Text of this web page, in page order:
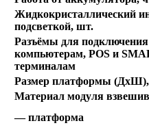
Жидкокристаллический
подсветкой, шт.
Разъёмы для
компьютерам, POS и
терминалам
Размер платформы
Материал модуля
— платформа